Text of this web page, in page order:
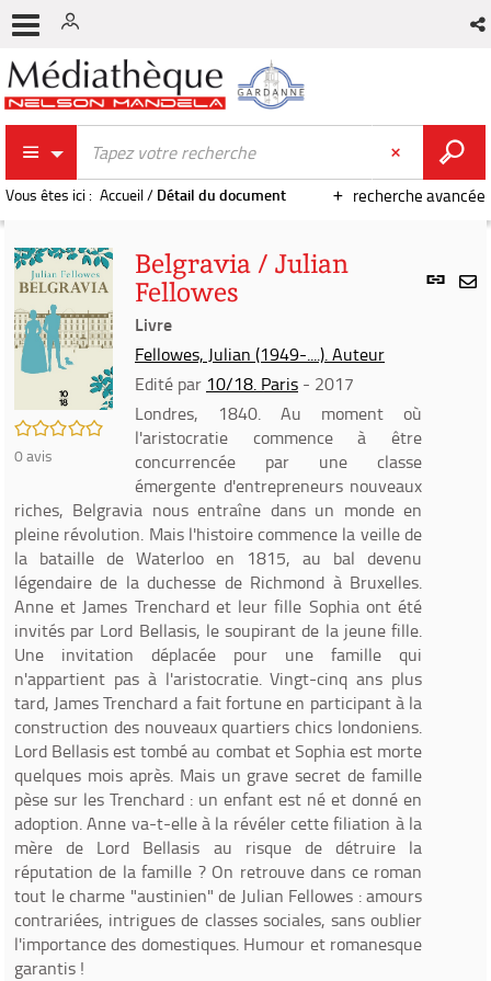
recherche avancée
Vous êtes ici : Accueil/ Détail du document
Lien
/5
0avis
Belgravia / Julian
Fellowes
Livre
Fellowes, Julian (1949-....). Auteur
Edité par 10/18. Paris - 2017
Londres, 1840. Au moment où
l'aristocratie commence à être
concurrencée par une classe
émergente d'entrepreneurs nouveaux
riches, Belgravia nous entraîne dans un monde en
pleine révolution. Mais l'histoire commence la veille de
la bataille de Waterloo en 1815, au bal devenu
légendaire de la duchesse de Richmond à Bruxelles.
Anne et James Trenchard et leur fille Sophia ont été
invités par Lord Bellasis, le soupirant de la jeune fille.
Une invitation déplacée pour une famille qui
n'appartient pas à l'aristocratie. Vingt-cinq ans plus
tard, James Trenchard a fait fortune en participant à la
construction des nouveaux quartiers chics londoniens.
Lord Bellasis est tombé au combat et Sophia est morte
quelques mois après. Mais un grave secret de famille
pèse sur les Trenchard : un enfant est né et donné en
adoption. Anne va-t-elle à la révéler cette filiation à la
mère de Lord Bellasis au risque de détruire la
réputation de la famille ? On retrouve dans ce roman
tout le charme "austinien" de Julian Fellowes : amours
contrariées, intrigues de classes sociales, sans oublier
l'importance des domestiques. Humour et romanesque
garantis !